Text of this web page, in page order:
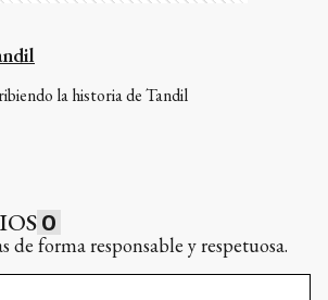
la historia de Tandil
0
de forma responsable y respetuosa.